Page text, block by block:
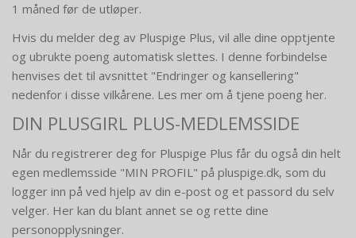
1 måned før de utløper.
Hvis du melder deg av Pluspige Plus, vil alle dine opptjente
og ubrukte poeng automatisk slettes. I denne forbindelse
henvises det til avsnittet "Endringer og kansellering"
nedenfor i disse vilkårene. Les mer om å tjene poeng her.
DIN PLUSGIRL PLUS-MEDLEMSSIDE
Når du registrerer deg for Pluspige Plus får du også din helt
egen medlemsside "MIN PROFIL" på pluspige.dk, som du
logger inn på ved hjelp av din e-post og et passord du selv
velger. Her kan du blant annet se og rette dine
personopplysninger.